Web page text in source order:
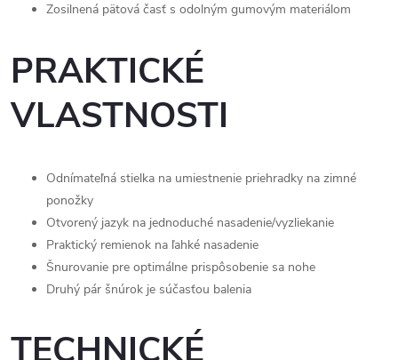
Zosilnená pätová časť s odolným gumovým materiálom
PRAKTICKÉ
VLASTNOSTI
Odnímateľná stielka na umiestnenie priehradky na zimné
ponožky
Otvorený jazyk na jednoduché nasadenie/vyzliekanie
Praktický remienok na ľahké nasadenie
Šnurovanie pre optimálne prispôsobenie sa nohe
Druhý pár šnúrok je súčasťou balenia